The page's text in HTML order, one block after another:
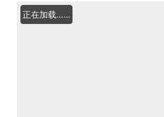
正在加载……